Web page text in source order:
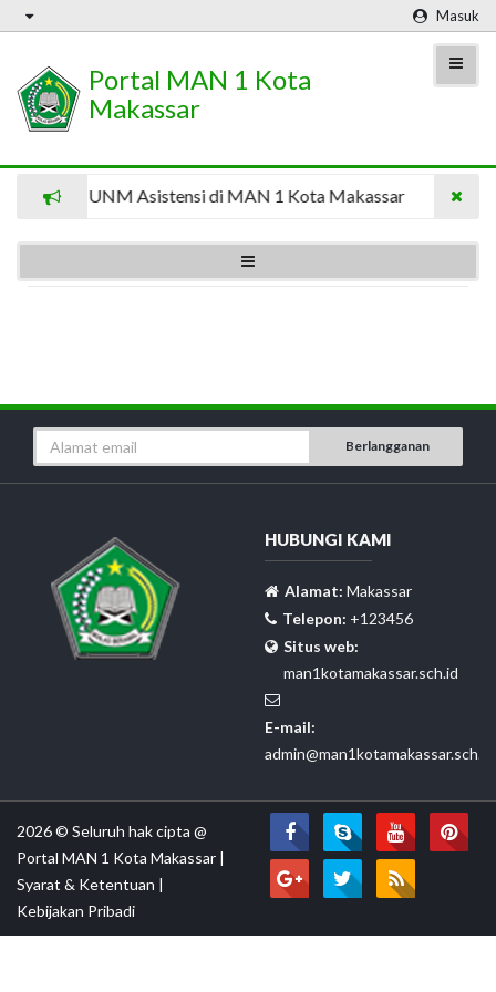
Masuk
Portal MAN 1 Kota
Makassar
UNM Asistensi di MAN 1 Kota Makassar 8
Berlangganan
HUBUNGI KAMI
Alamat: Makassar
Telepon: +123456
Situs web:
man1kotamakassar.sch.id
E-mail:
admin@man1kotamakassar.sch.id
2026 © Seluruh hak cipta @
Portal MAN 1 Kota Makassar |
Syarat & Ketentuan |
Kebijakan Pribadi